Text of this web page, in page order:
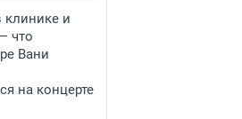
клинике и
что
Вани
на концерте